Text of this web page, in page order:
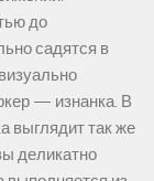
до
садятся в
— изнанка. В
выглядит так же
деликатно